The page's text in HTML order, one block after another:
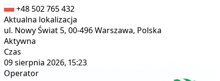
+48 502 765 432
Aktualna lokalizacja
ul. Nowy Świat 5, 00-496 Warszawa, Polska
Aktywna
Czas
09 sierpnia 2026, 15:23
Operator